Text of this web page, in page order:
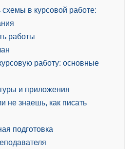
в курсовой работе:
работы
работу: основные
и приложения
не знаешь, как писать
подготовка